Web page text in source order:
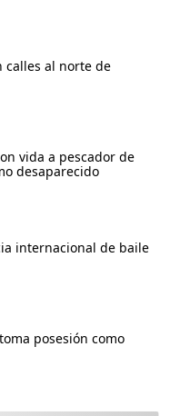
calles al norte de
vida a pescador de
desaparecido
internacional de baile
posesión como